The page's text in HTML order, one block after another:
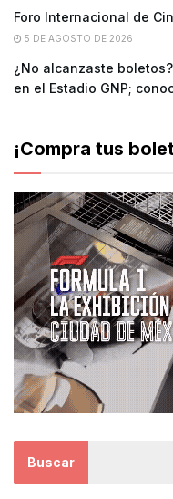
Foro Internacional de
5 DE AGOSTO DE 2026
¿No alcanzaste
en el Estadio GNP;
¡Compra tus
Buscar